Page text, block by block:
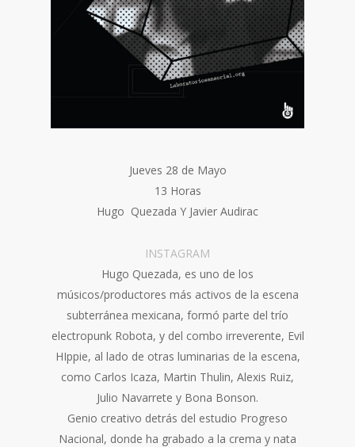
Jueves 28 de Mayo
13 Horas
Hugo Quezada Y Javier Audirac
INSTAGRAM
Hugo Quezada, es uno de los
músicos/productores más activos de la escena
subterránea mexicana, formó parte del trío
electropunk Robota, y del combo irreverente, Evil
HIppie, al lado de otras luminarias de la escena,
como Carlos Icaza, Martin Thulin, Alexis Ruiz,
Julio Navarrete y Bona Bonson.
Genio creativo detrás del estudio Progreso
Nacional, donde ha grabado a la crema y nata